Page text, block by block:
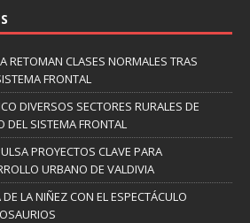
RETOMAN CLASES NORMALES TRAS
FRONTAL
DIVERSOS SECTORES RURALES DE
DEL SISTEMA FRONTAL
PROYECTOS CLAVE PARA
URBANO DE VALDIVIA
LA NIÑEZ CON EL ESPECTÁCULO